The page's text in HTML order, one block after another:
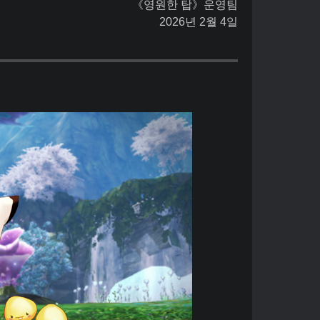
《영원한 탑》운영팀
2026년 2월 4일